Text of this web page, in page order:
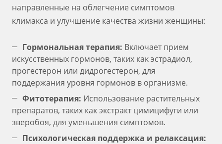
направленные на облегчение симптомов
климакса и улучшение качества жизни женщины:
Гормональная терапия: Включает прием
искусственных гормонов, таких как эстрадиол,
прогестерон или дидрогестерон, для
поддержания уровня гормонов в организме.
Фитотерапия: Использование растительных
препаратов, таких как экстракт цимицифуги или
зверобоя, для уменьшения симптомов.
Психологическая поддержка и релаксация: